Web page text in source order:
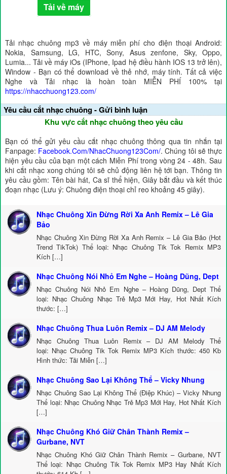
Tải về máy
Tải nhạc chuông mp3 về máy miễn phí cho điện thoại Android:
Nokia, Samsung, LG, HTC, Sony, Asus zenfone, Sky, Oppo,
Lumia... Tải về máy iOs (IPhone, Ipad hệ điều hành IOS 13 trở lên),
Window - Bạn có thể download về thẻ nhớ, máy tính. Tất cả việc
Nghe và Tải nhạc là hoàn toàn MIỄN PHÍ 100% tại
https://nhacchuong123.com/
Yêu cầu cắt nhạc chuông - Gửi bình luận
Khu vực cắt nhạc chuông theo yêu cầu
Bạn có thể gửi yêu cầu cắt nhạc chuông thông qua tin nhắn tại
Fanpage: Facebook.Com/NhacChuong123Com/. Chúng tôi sẽ thực
hiện yêu cầu của bạn một cách Miễn Phí trong vòng 24 - 48h. Sau
khi cắt nhạc xong chúng tôi sẽ chủ động liên hệ tới bạn. Thông tin
yêu cầu gồm: Tên bài hát, Ca sĩ thể hiện, Giây bắt đầu và kết thúc
đoạn nhạc (Lưu ý: Chuông điện thoại chỉ reo khoảng 45 giây).
Nhạc Chuông Xin Đừng Rời Xa Anh Remix – Lê Gia
Bảo
Nhạc Chuông Xin Đừng Rời Xa Anh Remix – Lê Gia Bảo (Hot
Trend TikTok) Thể loại: Nhạc Chuông Tik Tok Remix MP3
Kích […]
Nhạc Chuông Nói Nhỏ Em Nghe – Hoàng Dũng, Dept
Nhạc Chuông Nói Nhỏ Em Nghe – Hoàng Dũng, Dept Thể
loại: Nhạc Chuông Nhạc Trẻ Mp3 Mới Hay, Hot Nhất Kích
thước: […]
Nhạc Chuông Thua Luôn Remix – DJ AM Melody
Nhạc Chuông Thua Luôn Remix – DJ AM Melody Thể
loại: Nhạc Chuông Tik Tok Remix MP3 Kích thước: 450 Kb
Hình thức: Tải Miễn […]
Nhạc Chuông Sao Lại Không Thể – Vicky Nhung
Nhạc Chuông Sao Lại Không Thể (Điệp Khúc) – Vicky Nhung
Thể loại: Nhạc Chuông Nhạc Trẻ Mp3 Mới Hay, Hot Nhất Kích
[…]
Nhạc Chuông Khó Giữ Chân Thành Remix –
Gurbane, NVT
Nhạc Chuông Khó Giữ Chân Thành Remix – Gurbane, NVT
Thể loại: Nhạc Chuông Tik Tok Remix MP3 Hay Nhất Kích